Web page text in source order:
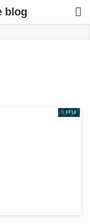
blog
FF14